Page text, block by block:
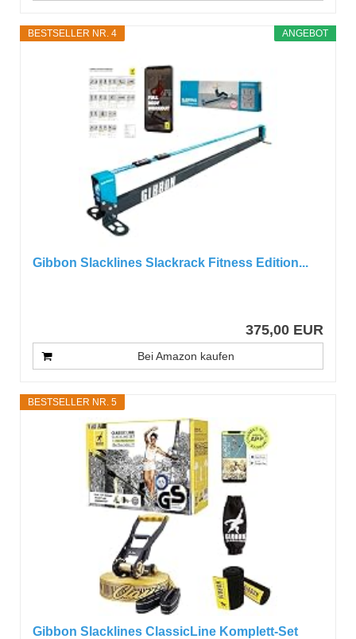
ANGEBOT
BESTSELLER NR. 4
Gibbon Slacklines Slackrack Fitness Edition...
375,00 EUR
Bei Amazon kaufen
BESTSELLER NR. 5
Gibbon Slacklines ClassicLine Komplett-Set